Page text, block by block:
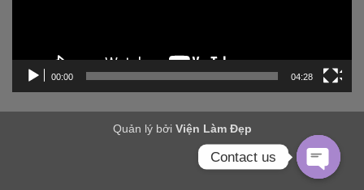
00:00 04:28
Quản lý bởi Viện Làm Đẹp
Contact us